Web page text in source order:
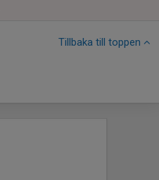
Tillbaka till toppen